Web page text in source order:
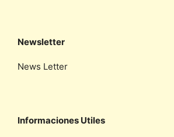
Newsletter
News Letter
Informaciones Utiles